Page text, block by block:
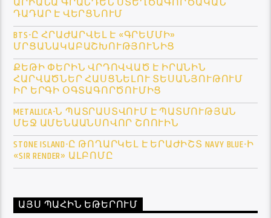
ԴԱԴԱՐ Է ՎԵՐՑՆՈՒՄ
BTS-Ը ՀՐԱԺԱՐՎԵԼ Է «ԳՐԵՄՄԻ»
ՄՐՑԱՆԱԿԱԲԱՇԽՈՒԹՅՈՒՆԻՑ
ՔԵԹԻ ՓԵՐԻՆ ՎՐԴՈՎՎԱԾ Է ԻՐԱՆԻՆ
ՀԱՐՎԱԾՆԵՐ ՀԱՍՑՆԵԼՈՒ ՏԵՍԱՆՅՈՒԹՈՒՄ
ԻՐ ԵՐԳԻ ՕԳՏԱԳՈՐԾՈՒՄԻՑ
METALLICA-Ն ՊԱՏՐԱՍՏՎՈՒՄ Է ՊԱՏՄՈՒԹՅԱՆ
ՄԵՋ ԱՄԵՆԱԱՆՍՈՎՈՐ ՇՈՈՒԻՆ
STONE ISLAND-Ը ԹՈՂԱՐԿԵԼ Է ԵՐԱԺԻՇՏ NAVY BLUE-Ի
«SIR RENDER» ԱԼԲՈՄԸ
ԱՅՍ ՊԱՀԻՆ ԵԹԵՐՈՒՄ